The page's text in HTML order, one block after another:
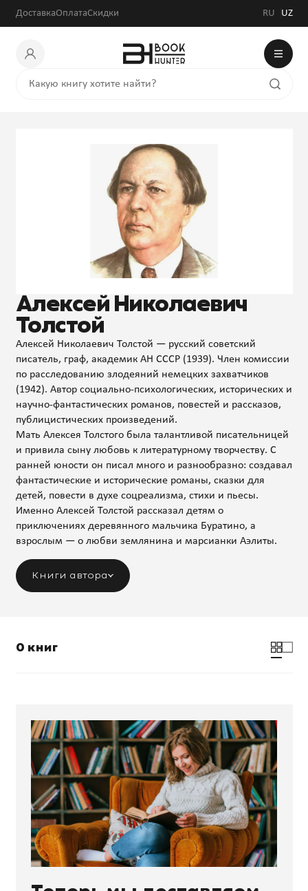
ДоставкаОплатаСкидки RU UZ
Алексей Николаевич
Толстой
Алексей Николаевич Толстой — русский советский
писатель, граф, академик АН СССР (1939). Член комиссии
по расследованию злодеяний немецких захватчиков
(1942). Автор социально-психологических, исторических и
научно-фантастических романов, повестей и рассказов,
публицистических произведений.
Мать Алексея Толстого была талантливой писательницей
и привила сыну любовь к литературному творчеству. С
ранней юности он писал много и разнообразно: создавал
фантастические и исторические романы, сказки для
детей, повести в духе соцреализма, стихи и пьесы.
Именно Алексей Толстой рассказал детям о
приключениях деревянного мальчика Буратино, а
взрослым — о любви землянина и марсианки Аэлиты.
Книги автора
0 книг